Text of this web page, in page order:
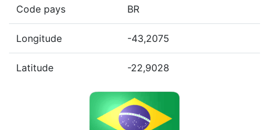
Code pays BR
Longitude -43,2075
Latitude -22,9028